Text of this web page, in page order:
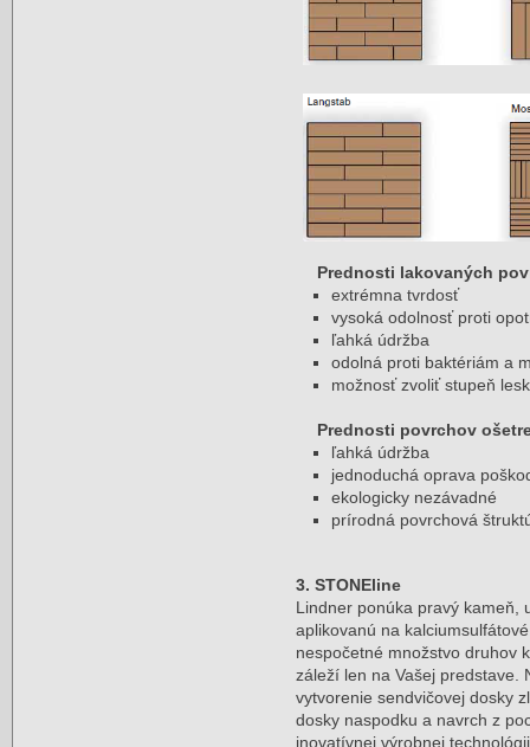
Prednosti lakovaných
extrémna tvrdosť
vysoká odolnosť proti
ľahká údržba
odolná proti baktériám a
možnosť zvoliť stupeň
Prednosti povrchov
ľahká údržba
jednoduchá oprava
ekologicky nezávadné
prírodná povrchová
3. STONEline
Lindner ponúka pravý
aplikovanú na
nespočetné množstvo druhov
záleží len na Vašej predstave.
vytvorenie sendvičovej dosky
dosky naspodku a navrch z
inovatívnej výrobnej